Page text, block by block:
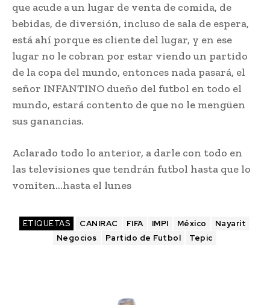
que acude a un lugar de venta de comida, de
bebidas, de diversión, incluso de sala de espera,
está ahí porque es cliente del lugar, y en ese
lugar no le cobran por estar viendo un partido
de la copa del mundo, entonces nada pasará, el
señor INFANTINO dueño del futbol en todo el
mundo, estará contento de que no le mengüen
sus ganancias.
Aclarado todo lo anterior, a darle con todo en
las televisiones que tendrán futbol hasta que lo
vomiten…hasta el lunes
ETIQUETAS CANIRAC FIFA IMPI México
Nayarit
Negocios
Partido de Futbol Tepic